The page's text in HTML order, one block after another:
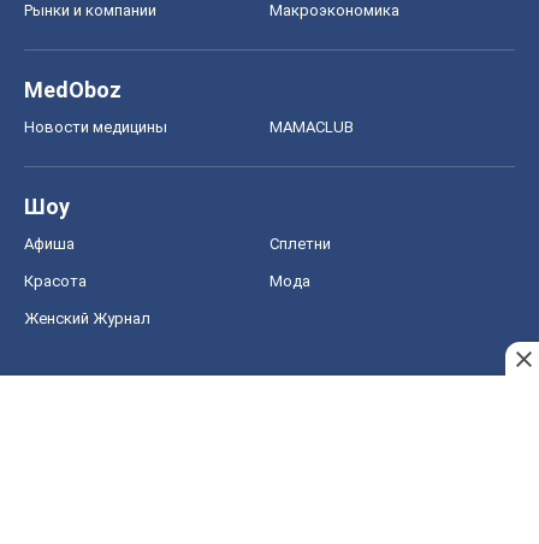
Рынки и компании Mакроэкономика
MedOboz
Новости медицины MAMACLUB
Шоу
Афиша Сплетни
Красота Мода
Женский Журнал